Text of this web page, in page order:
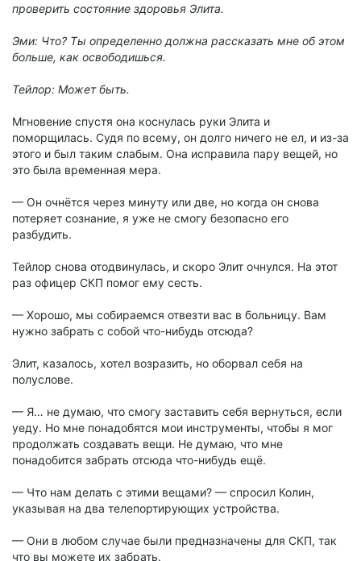
проверить состояние здоровья Элита.
Эми: Что? Ты определенно должна рассказать мне об этом
больше, как освободишься.
Тейлор: Может быть.
Мгновение спустя она коснулась руки Элита и
поморщилась. Судя по всему, он долго ничего не ел, и из-за
этого и был таким слабым. Она исправила пару вещей, но
это была временная мера.
— Он очнётся через минуту или две, но когда он снова
потеряет сознание, я уже не смогу безопасно его
разбудить.
Тейлор снова отодвинулась, и скоро Элит очнулся. На этот
раз офицер СКП помог ему сесть.
— Хорошо, мы собираемся отвезти вас в больницу. Вам
нужно забрать с собой что-нибудь отсюда?
Элит, казалось, хотел возразить, но оборвал себя на
полуслове.
— Я… не думаю, что смогу заставить себя вернуться, если
уеду. Но мне понадобятся мои инструменты, чтобы я мог
продолжать создавать вещи. Не думаю, что мне
понадобится забрать отсюда что-нибудь ещё.
— Что нам делать с этими вещами? — спросил Колин,
указывая на два телепортирующих устройства.
— Они в любом случае были предназначены для СКП, так
что вы можете их забрать.